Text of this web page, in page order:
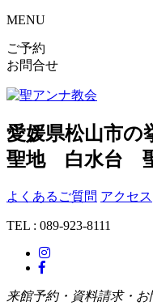
MENU
ご予約
お問合せ
愛媛県松山市の
聖地 白水台
よくあるご質問 アクセス
TEL : 089-923-8111
来館予約・資料請求・お